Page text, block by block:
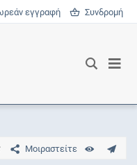
εγγραφή Συνδρομή
Μοιραστείτε